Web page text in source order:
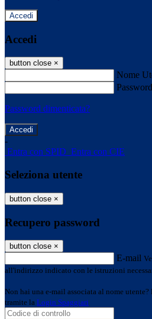
Accedi
Accedi
button close ×
Nome
Password
Password dimenticata?
-
Entra con SPID Entra con CIE
Seleziona utente
button close ×
Recupero password
button close ×
E-mail
all'indirizzo indicato con le istruzioni
Non hai una e-mail associata al nome
tramite la Login Spaggiari